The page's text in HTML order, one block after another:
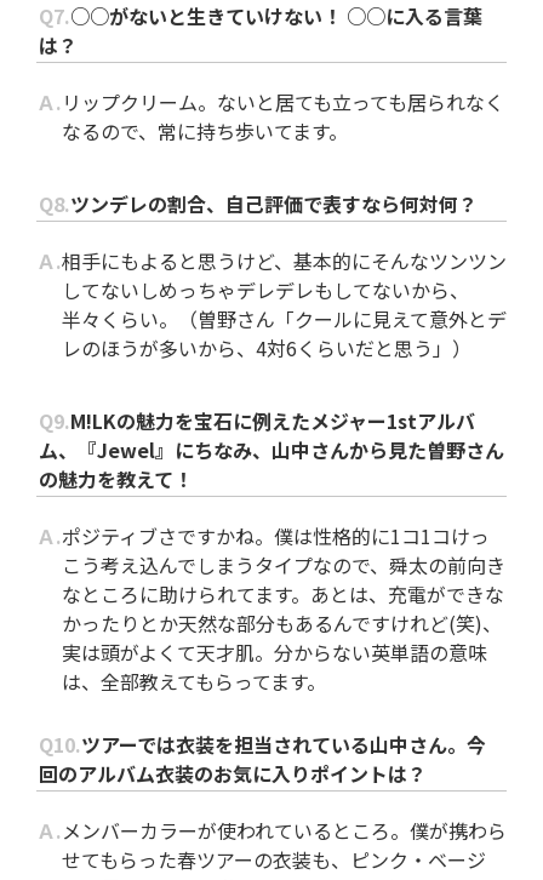
Q7.○○がないと生きていけない！ ○○に入る言葉
は？
Ａ. リップクリーム。ないと居ても立っても居られなく
なるので、常に持ち歩いてます。
Q8.ツンデレの割合、自己評価で表すなら何対何？
Ａ.相手にもよると思うけど、基本的にそんなツンツン
してないしめっちゃデレデレもしてないから、
半々くらい。（曽野さん「クールに見えて意外とデ
レのほうが多いから、4対6くらいだと思う」）
Q9.M!LKの魅力を宝石に例えたメジャー1stアルバ
ム、『Jewel』にちなみ、山中さんから見た曽野さん
の魅力を教えて！
Ａ.ポジティブさですかね。僕は性格的に1コ1コけっ
こう考え込んでしまうタイプなので、舜太の前向き
なところに助けられてます。あとは、充電ができな
かったりとか天然な部分もあるんですけれど(笑)、
実は頭がよくて天才肌。分からない英単語の意味
は、全部教えてもらってます。
Q10.ツアーでは衣装を担当されている山中さん。今
回のアルバム衣装のお気に入りポイントは？
Ａ.メンバーカラーが使われているところ。僕が携わら
せてもらった春ツアーの衣装も、ピンク・ベージ